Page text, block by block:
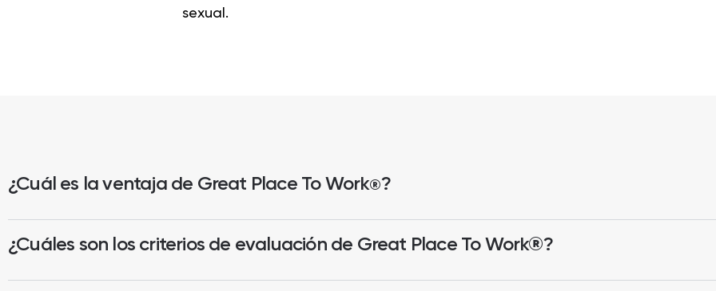
sexual.
¿Cuál es la ventaja de Great Place To Work®?
¿Cuáles son los criterios de evaluación de Great Place To Work®?